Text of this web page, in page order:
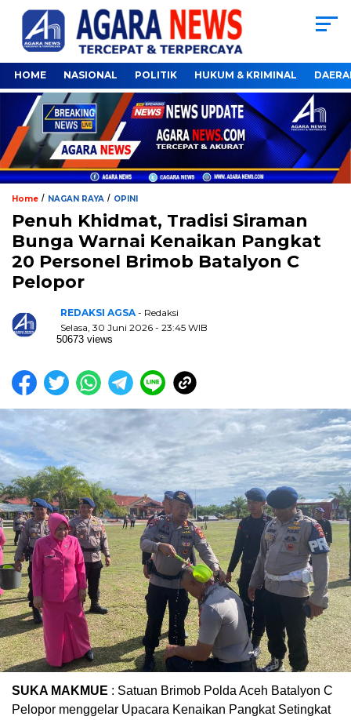
HOME NASIONAL POLITIK HUKUM & KRIMINAL
Home / NAGAN RAYA / OPINI
Penuh Khidmat, Tradisi Siraman
Bunga Warnai Kenaikan Pangkat
20 Personel Brimob Batalyon C
Pelopor
REDAKSI AGSA - Redaksi
Selasa, 30 Juni 2026 - 23:45 WIB
50673 views
SUKA MAKMUE : Satuan Brimob Polda Aceh Batalyon C
Pelopor menggelar Upacara Kenaikan Pangkat Setingkat